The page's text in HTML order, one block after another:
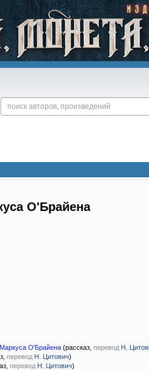
О'Брайена
О'Брайена (рассказ, перевод Н.
перевод Н. Цитович)
перевод Н. Цитович)